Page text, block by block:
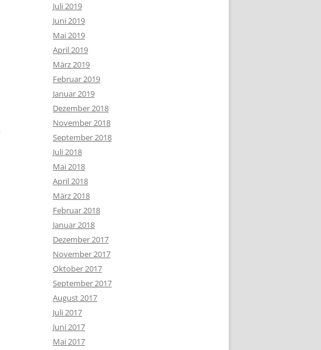
Juli 2019
Juni 2019
Mai 2019
April 2019
März 2019
Februar 2019
Januar 2019
Dezember 2018
November 2018
September 2018
Juli 2018
Mai 2018
April 2018
März 2018
Februar 2018
Januar 2018
Dezember 2017
November 2017
Oktober 2017
September 2017
August 2017
Juli 2017
Juni 2017
Mai 2017